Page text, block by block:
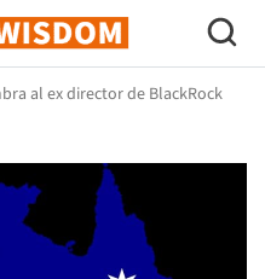
Bitcoin
al ex director de BlackRock